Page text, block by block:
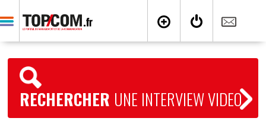
RECHERCHER UNE INTERVIEW VIDEO